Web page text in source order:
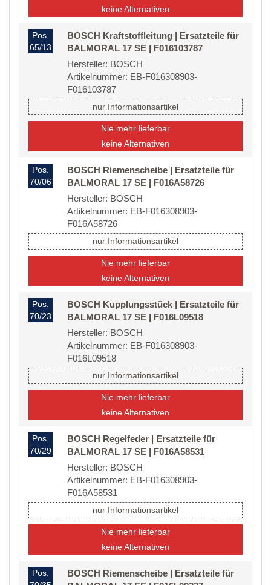
keine Alternativen
Pos.
65/13
BOSCH Kraftstoffleitung | Ersatzteile für
BALMORAL 17 SE | F016103787
Hersteller: BOSCH
Artikelnummer: EB-F016308903-
F016103787
nur Informationsartikel
Nie mehr lieferbar
keine Alternativen
Pos.
70/06
BOSCH Riemenscheibe | Ersatzteile für
BALMORAL 17 SE | F016A58726
Hersteller: BOSCH
Artikelnummer: EB-F016308903-
F016A58726
nur Informationsartikel
Nie mehr lieferbar
keine Alternativen
Pos.
70/23
BOSCH Kupplungsstück | Ersatzteile für
BALMORAL 17 SE | F016L09518
Hersteller: BOSCH
Artikelnummer: EB-F016308903-
F016L09518
nur Informationsartikel
Nie mehr lieferbar
keine Alternativen
Pos.
70/29
BOSCH Regelfeder | Ersatzteile für
BALMORAL 17 SE | F016A58531
Hersteller: BOSCH
Artikelnummer: EB-F016308903-
F016A58531
nur Informationsartikel
Nie mehr lieferbar
keine Alternativen
Pos.
BOSCH Riemenscheibe | Ersatzteile für